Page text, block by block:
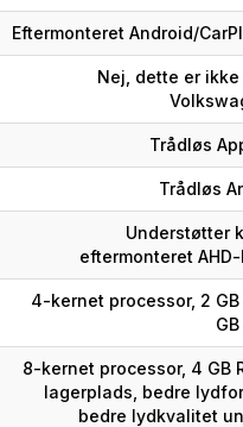
Eftermonteret Android/
Nej, dette er
Trådløs
Trådløs
Understøtter
eftermonteret
4-kernet processor, 2 GB
8-kernet processor, 4 GB
lagerplads, bedre
bedre lydkvalitet